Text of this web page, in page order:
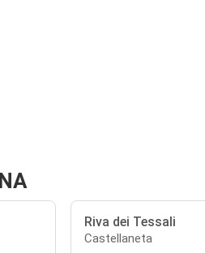
Riva dei Tessali
Castellaneta